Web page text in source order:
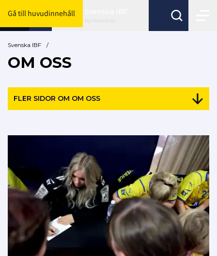
Gå till huvudinnehåll
Byt förbund här
Svenska IBF /
OM OSS
FLER SIDOR OM OM OSS